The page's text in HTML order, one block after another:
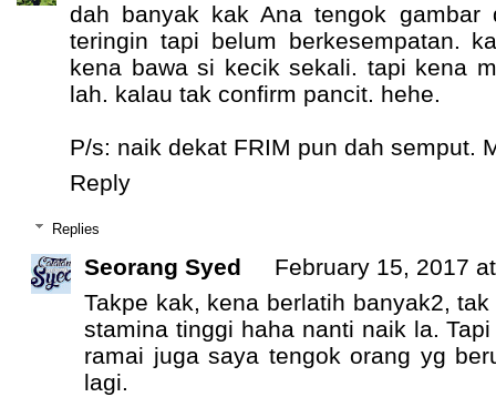
dah banyak kak Ana tengok gambar
teringin tapi belum berkesempatan.
kena bawa si kecik sekali. tapi kena
lah. kalau tak confirm pancit. hehe.
P/s: naik dekat FRIM pun dah semput.
Reply
Replies
Seorang Syed
February 15, 2017
Takpe kak, kena berlatih banyak2,
stamina tinggi haha nanti naik la.
ramai juga saya tengok orang yg
lagi.